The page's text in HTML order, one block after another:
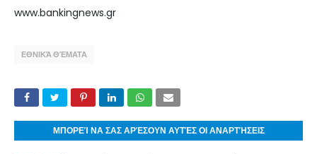
www.bankingnews.gr
ΕΘΝΙΚΆ ΘΈΜΑΤΑ
ΜΠΟΡΕΊ ΝΑ ΣΑΣ ΑΡΈΣΟΥΝ ΑΥΤΈΣ ΟΙ ΑΝΑΡΤΉΣΕΙΣ